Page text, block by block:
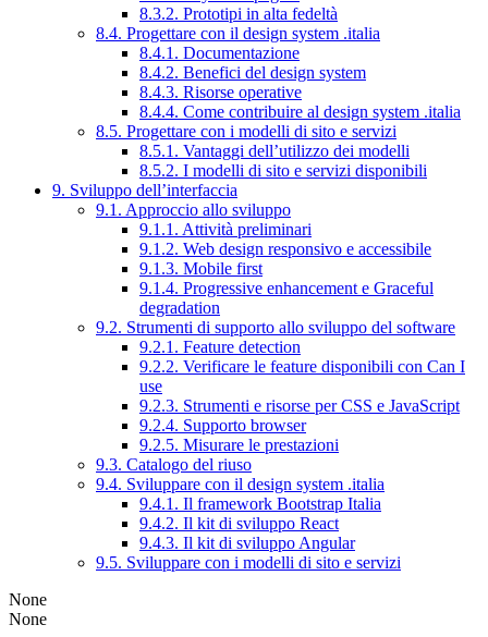
8.3.2. Prototipi in alta fedeltà
8.4. Progettare con il design system .italia
8.4.1. Documentazione
8.4.2. Benefici del design system
8.4.3. Risorse operative
8.4.4. Come contribuire al design system .italia
8.5. Progettare con i modelli di sito e servizi
8.5.1. Vantaggi dell’utilizzo dei modelli
8.5.2. I modelli di sito e servizi disponibili
9. Sviluppo dell’interfaccia
9.1. Approccio allo sviluppo
9.1.1. Attività preliminari
9.1.2. Web design responsivo e accessibile
9.1.3. Mobile first
9.1.4. Progressive enhancement e Graceful
degradation
9.2. Strumenti di supporto allo sviluppo del software
9.2.1. Feature detection
9.2.2. Verificare le feature disponibili con Can I
use
9.2.3. Strumenti e risorse per CSS e JavaScript
9.2.4. Supporto browser
9.2.5. Misurare le prestazioni
9.3. Catalogo del riuso
9.4. Sviluppare con il design system .italia
9.4.1. Il framework Bootstrap Italia
9.4.2. Il kit di sviluppo React
9.4.3. Il kit di sviluppo Angular
9.5. Sviluppare con i modelli di sito e servizi
None
None